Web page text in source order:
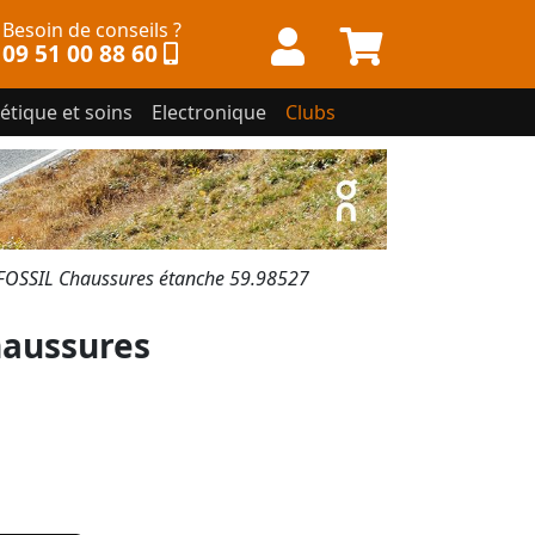
Besoin de conseils ?
09 51 00 88 60
et soins Electronique Clubs
Chaussures étanche 59.98527